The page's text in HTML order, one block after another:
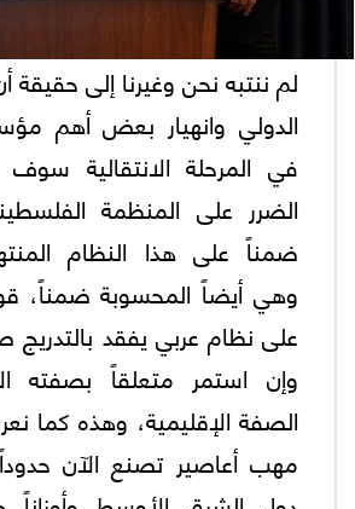
لم ننتبه نحن وغيرنا إلى حقيقة
الدولي وانهيار بعض أهم
في المرحلة الانتقالية
الضرر على المنظمة
ضمناً على هذا النظام
وهي أيضاً المحسوبة ضمناً،
على نظام عربي يفقد بالتدريج
وإن استمر متعلقاً بصفته
الصفة الإقليمية، وهذه
مهب أعاصير تصنع الآن